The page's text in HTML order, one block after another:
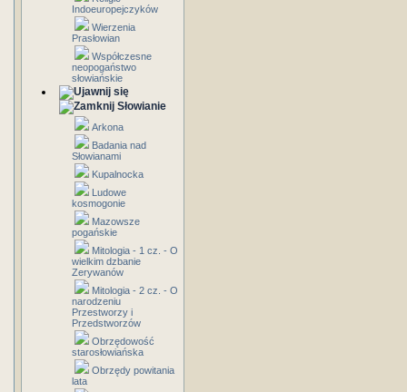
Indoeuropejczyków
Wierzenia
Prasłowian
Współczesne
neopogaństwo
słowiańskie
Słowianie
Arkona
Badania nad
Słowianami
Kupalnocka
Ludowe
kosmogonie
Mazowsze
pogańskie
Mitologia - 1 cz. - O
wielkim dzbanie
Zerywanów
Mitologia - 2 cz. - O
narodzeniu
Przestworzy i
Przedstworzów
Obrzędowość
starosłowiańska
Obrzędy powitania
lata